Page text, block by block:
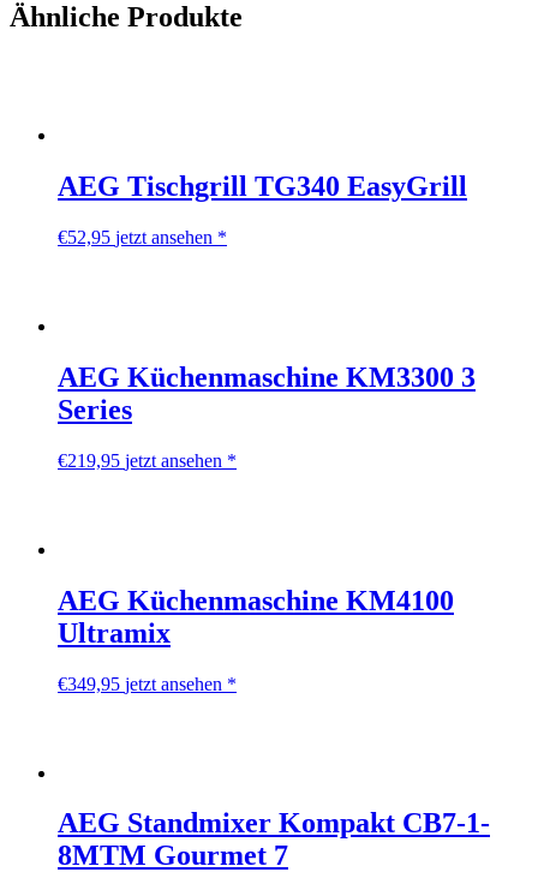
Ähnliche Produkte
AEG Tischgrill TG340 EasyGrill
€52,95 jetzt ansehen *
AEG Küchenmaschine KM3300 3
Series
€219,95 jetzt ansehen *
AEG Küchenmaschine KM4100
Ultramix
€349,95 jetzt ansehen *
AEG Standmixer Kompakt CB7-1-
8MTM Gourmet 7